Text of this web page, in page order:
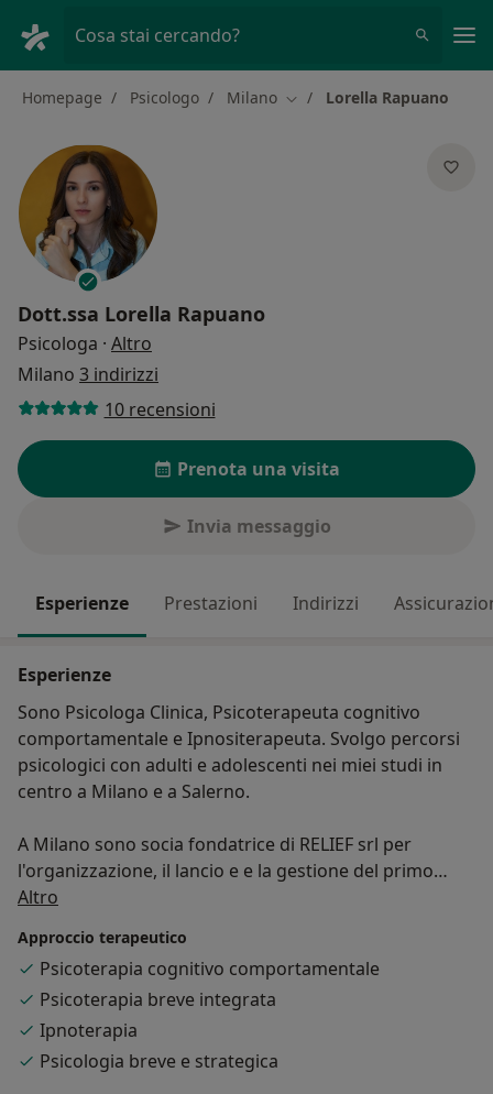
Cosa stai cercando?
Homepage Psicologo Milano Cambia città
Lorella Rapuano
Dott.ssa Lorella Rapuano
Psicologa · Altro
Milano 3 indirizzi
10 recensioni
Prenota una visita
Invia messaggio
Esperienze Prestazioni Indirizzi
Esperienze
Sono Psicologa Clinica, Psicoterapeuta cognitivo
comportamentale e Ipnositerapeuta. Svolgo percorsi
psicologici con adulti e adolescenti nei miei studi in
centro a Milano e a Salerno.
A Milano sono socia fondatrice di RELIEF srl per
l'organizzazione, il lancio e e la gestione del primo
Pronto Soccorso Psicologico per il sollievo immediato
Ho collaborato con il Centro di Salute Mentale di
Salerno in un programma innovativo rivolto a persone
affette da disturbi dell'umore (depressione, sindromi
ansioso - depressive).
Altro
Approccio terapeutico
Psicoterapia cognitivo comportamentale
Psicoterapia breve integrata
Ipnoterapia
Psicologia breve e strategica